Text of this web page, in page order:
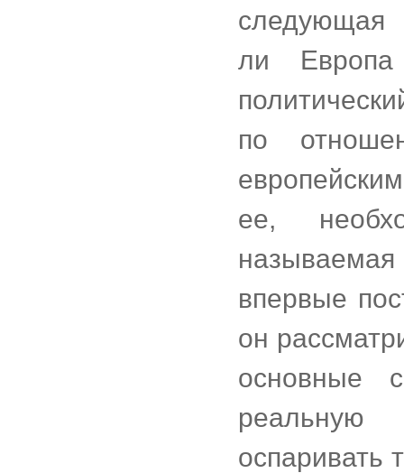
следующая
ли Европа
по
ее,
впервые
он
основные
реальную
оспаривать